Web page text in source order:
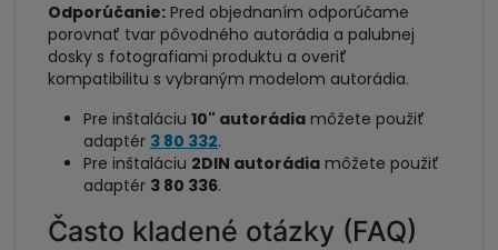
Odporúčanie: Pred objednaním odporúčame
porovnať tvar pôvodného autorádia a palubnej
dosky s fotografiami produktu a overiť
kompatibilitu s vybraným modelom autorádia.
Pre inštaláciu 10" autorádia môžete použiť
adaptér 3 80 332.
Pre inštaláciu 2DIN autorádia môžete použiť
adaptér 3 80 336.
Často kladené otázky (FAQ)